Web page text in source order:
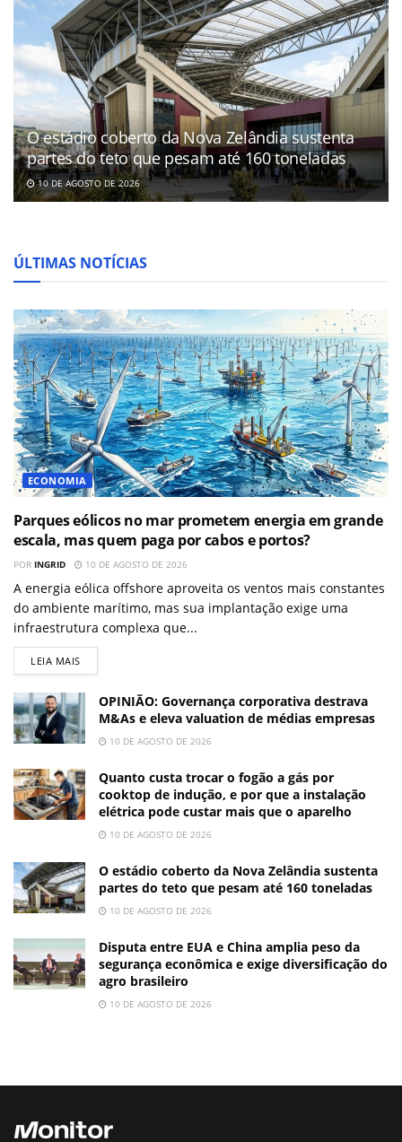
O estádio coberto da Nova Zelândia sustenta
partes do teto que pesam até 160 toneladas
10 DE AGOSTO DE 2026
ÚLTIMAS NOTÍCIAS
ECONOMIA
Parques eólicos no mar prometem energia em grande
escala, mas quem paga por cabos e portos?
POR INGRID 10 DE AGOSTO DE 2026
A energia eólica offshore aproveita os ventos mais constantes
do ambiente marítimo, mas sua implantação exige uma
infraestrutura complexa que...
LEIA MAIS
OPINIÃO: Governança corporativa destrava
M&As e eleva valuation de médias empresas
10 DE AGOSTO DE 2026
Quanto custa trocar o fogão a gás por
cooktop de indução, e por que a instalação
elétrica pode custar mais que o aparelho
10 DE AGOSTO DE 2026
O estádio coberto da Nova Zelândia sustenta
partes do teto que pesam até 160 toneladas
10 DE AGOSTO DE 2026
Disputa entre EUA e China amplia peso da
segurança econômica e exige diversificação do
agro brasileiro
10 DE AGOSTO DE 2026